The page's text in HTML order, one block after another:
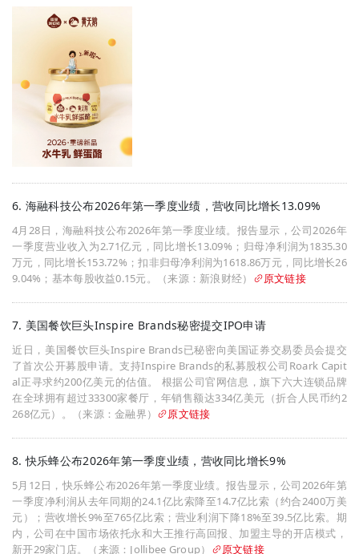
6. 海融科技公布2026年第一季度业绩，营收同比增长13.09%
4月28日，海融科技公布2026年第一季度业绩。报告显示，公司2026年
一季度营业收入为2.71亿元，同比增长13.09%；归母净利润为1835.30
万元，同比增长153.72%；扣非归母净利润为1618.86万元，同比增长26
9.04%；基本每股收益0.15元。（来源：新浪财经）
原文链接
7. 美国餐饮巨头Inspire Brands秘密提交IPO申请
近日，美国餐饮巨头Inspire Brands已秘密向美国证券交易委员会提交
了首次公开募股申请。支持Inspire Brands的私募股权公司Roark Capit
al正寻求约200亿美元的估值。 根据公司官网信息，旗下六大连锁品牌
在全球拥有超过33300家餐厅，年销售额达334亿美元（折合人民币约2
268亿元）。（来源：金融界）
原文链接
8. 快乐蜂公布2026年第一季度业绩，营收同比增长9%
5月12日，快乐蜂公布2026年第一季度业绩。报告显示，公司2026年第
一季度净利润从去年同期的24.1亿比索降至14.7亿比索（约合2400万美
元）；营收增长9%至765亿比索；营业利润下降18%至39.5亿比索。期
内，公司在中国市场依托永和大王推行高回报、加盟主导的开店模式，
新开29家门店。（来源：Jollibee Group）
原文链接